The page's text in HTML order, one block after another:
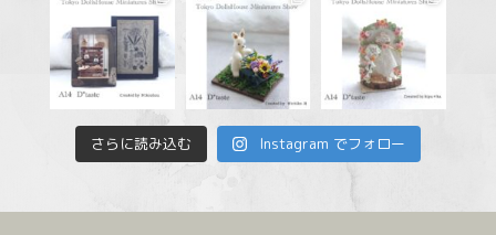
さらに読み込む Instagram でフォロー